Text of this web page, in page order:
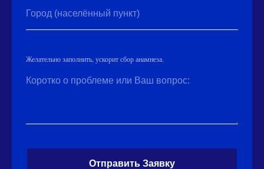
Город (населённый пункт)
Желательно заполнить, ускорит сбор анамнеза.
Коротко о проблеме или Ваш вопрос:
Отправить Заявку